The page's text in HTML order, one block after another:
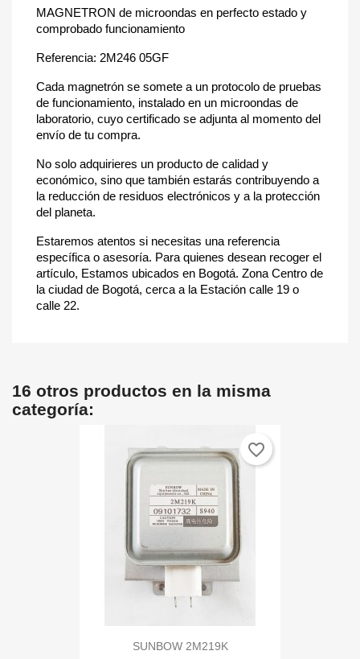
MAGNETRON de microondas en perfecto estado y
comprobado funcionamiento
Referencia: 2M246 05GF
Cada magnetrón se somete a un protocolo de pruebas
de funcionamiento, instalado en un microondas de
laboratorio, cuyo certificado se adjunta al momento del
envío de tu compra.
No solo adquirieres un producto de calidad y
económico, sino que también estarás contribuyendo a
la reducción de residuos electrónicos y a la protección
del planeta.
Estaremos atentos si necesitas una referencia
específica o asesoría. Para quienes desean recoger el
artículo, Estamos ubicados en Bogotá. Zona Centro de
la ciudad de Bogotá, cerca a la Estación calle 19 o
calle 22.
16 otros productos en la misma
categoría:
SUNBOW 2M219K
favorite_border